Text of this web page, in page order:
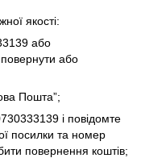
якості:
або
або
Пошта”;
і повідомте
посилки та номер
повернення коштів;